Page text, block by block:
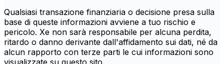
Qualsiasi transazione finanziaria o decisione presa sulla
base di queste informazioni avviene a tuo rischio e
pericolo. Xe non sarà responsabile per alcuna perdita,
ritardo o danno derivante dall'affidamento sui dati, né da
alcun rapporto con terze parti le cui informazioni sono